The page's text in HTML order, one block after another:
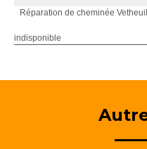
Réparation de cheminée Vetheuil
indisponible